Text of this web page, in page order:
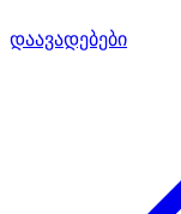
დაავადებები